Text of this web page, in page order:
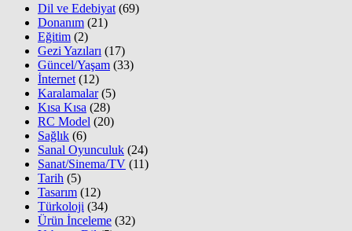
Dil ve Edebiyat (69)
Donanım (21)
Eğitim (2)
Gezi Yazıları (17)
Güncel/Yaşam (33)
İnternet (12)
Karalamalar(5)
Kısa Kısa (28)
RC Model (20)
Sağlık (6)
Sanal Oyunculuk (24)
Sanat/Sinema/TV (11)
Tarih (5)
Tasarım (12)
Türkoloji (34)
Ürün İnceleme (32)